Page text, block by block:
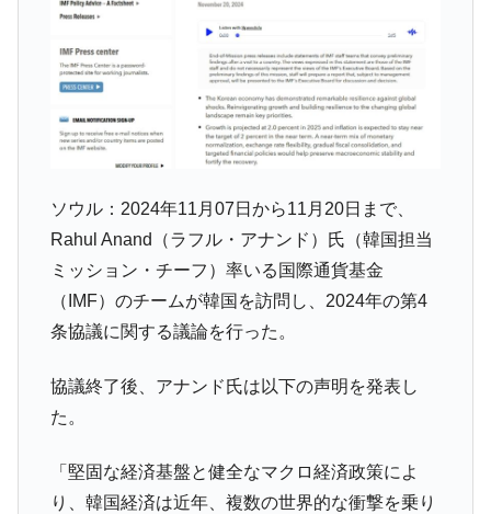
『Money1』
動」
中国だけが鉄鋼輸出を異常増加させる ⇒ 中
国の過剰生産が世界を蝕む。
『Money1』
韓国製造業「半導体絶好調」のウラで他業
【米韓激突案件】韓国消費者院が『クーパ
ン』1人当たり賠償10万ウォンを認定 ⇒ 総額3兆7,000億
『Money1』
韓国型イージス搭載の次世代駆逐艦
「KDDX」1番艦、2032年竣工と公示
『Money1』
【対日本円】ウォン安が急進！ 日米の協調
に韓国がいっちょがみしたのでは。
は韓国で『BYD』車は売れている。6カ月で対前年同期比
1.9倍！
ソウル：2024年11月07日から11月20日まで、
Rahul Anand（ラフル・アナンド）氏（韓国担当
ミッション・チーフ）率いる国際通貨基金
（IMF）のチームが韓国を訪問し、2024年の第4
条協議に関する議論を行った。
協議終了後、アナンド氏は以下の声明を発表し
た。
「堅固な経済基盤と健全なマクロ経済政策によ
り、韓国経済は近年、複数の世界的な衝撃を乗り